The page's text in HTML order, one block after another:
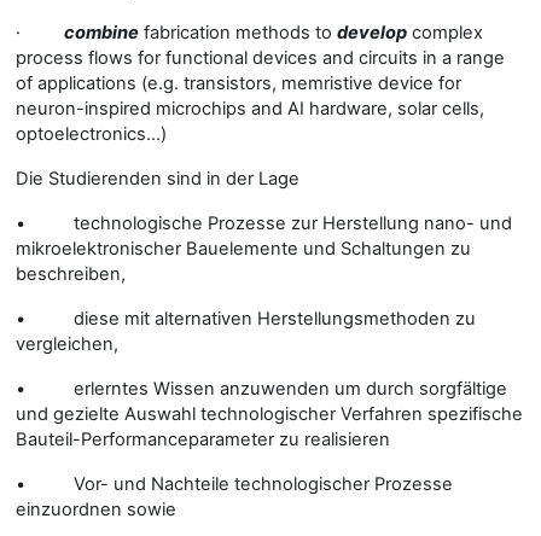
· combine fabrication methods to develop complex
process flows for functional devices and circuits in a range
of applications (e.g. transistors, memristive device for
neuron-inspired microchips and AI hardware, solar cells,
optoelectronics...)
Die Studierenden sind in der Lage
• technologische Prozesse zur Herstellung nano- und
mikroelektronischer Bauelemente und Schaltungen zu
beschreiben,
• diese mit alternativen Herstellungsmethoden zu
vergleichen,
• erlerntes Wissen anzuwenden um durch sorgfältige
und gezielte Auswahl technologischer Verfahren spezifische
Bauteil-Performanceparameter zu realisieren
• Vor- und Nachteile technologischer Prozesse
einzuordnen sowie